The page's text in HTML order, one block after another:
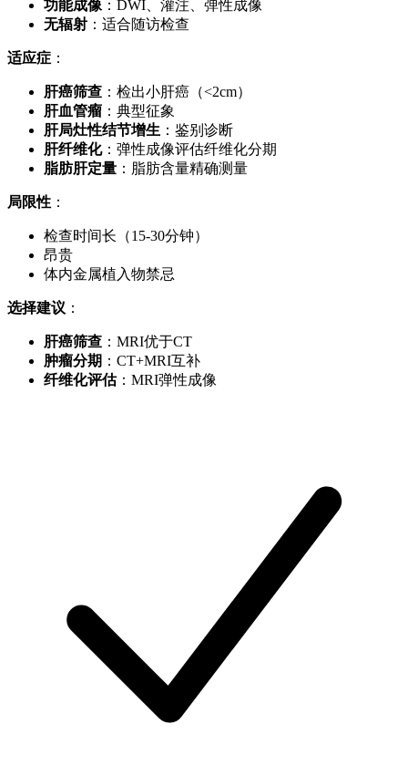
功能成像 ：DWI、灌注、弹性成像
无辐射 ：适合随访检查
适应症 ：
肝癌筛查 ：检出小肝癌（<2cm）
肝血管瘤 ：典型征象
肝局灶性结节增生 ：鉴别诊断
肝纤维化：弹性成像评估纤维化分期
脂肪肝定量 ：脂肪含量精确测量
局限性 ：
检查时间长（15-30分钟）
昂贵
体内金属植入物禁忌
选择建议 ：
肝癌筛查 ：MRI优于CT
肿瘤分期 ：CT+MRI互补
纤维化评估：MRI弹性成像